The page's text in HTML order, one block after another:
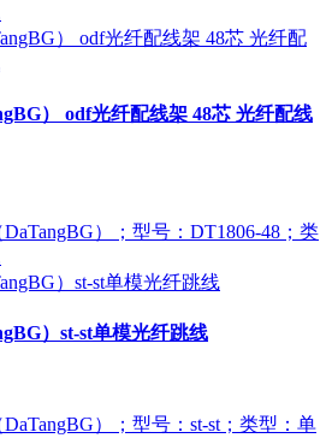
） odf光纤配线架 48芯 光纤配线
）；型号：DT1806-48；类
）st-st单模光纤跳线
）；型号：st-st；类型：单